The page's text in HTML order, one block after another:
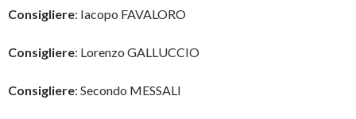
Consigliere: Iacopo FAVALORO
Consigliere: Lorenzo GALLUCCIO
Consigliere: Secondo MESSALI